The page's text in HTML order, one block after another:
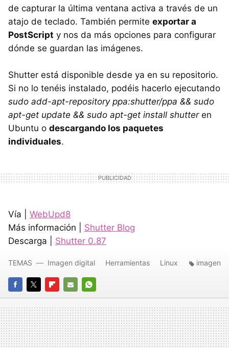
de capturar la última ventana activa a través de un
atajo de teclado. También permite exportar a
PostScript y nos da más opciones para configurar
dónde se guardan las imágenes.
Shutter está disponible desde ya en su repositorio.
Si no lo tenéis instalado, podéis hacerlo ejecutando
sudo add-apt-repository ppa:shutter/ppa && sudo
apt-get update && sudo apt-get install shutteren
Ubuntu o descargando los paquetes
individuales.
Vía | WebUpd8
Más información | Shutter Blog
Descarga | Shutter 0.87
FACEBOOK
TWITTERFLIPBOARD
E-
MAIL
WHATSAPP
TEMAS Imagen digital Herramientas Linux imagen